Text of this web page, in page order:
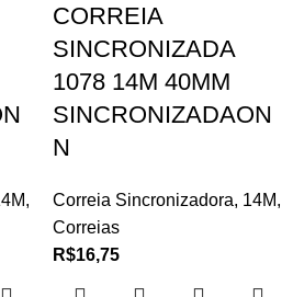
,
CORREIA
SINCRONIZADA
1078 14M 40MM
SINCRONIZADAON
N
Correia Sincronizadora, 14M,
Correias
R$16,75